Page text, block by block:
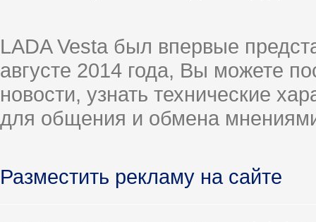
LADA Vesta был впервые
августе 2014 года, Вы можете
новости, узнать технические
для общения и обмена
Разместить рекламу на сайте